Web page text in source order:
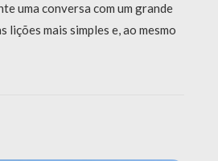
uma conversa com um grande
lições mais simples e, ao mesmo